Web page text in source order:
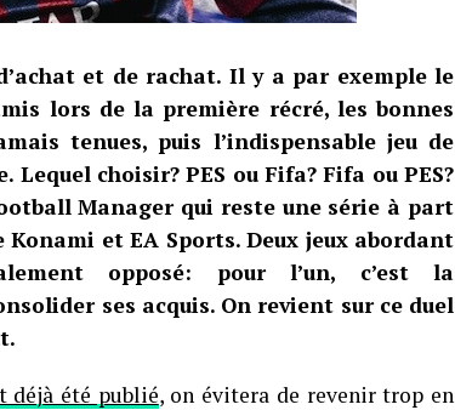
et de rachat. Il y a par exemple le
lors de la première récré, les bonnes
tenues, puis l’indispensable jeu de
choisir? PES ou Fifa? Fifa ou PES?
Manager qui reste une série à part
et EA Sports. Deux jeux abordant
opposé: pour l’un, c’est la
ses acquis. On revient sur ce duel
déjà été publié, on évitera de revenir trop en